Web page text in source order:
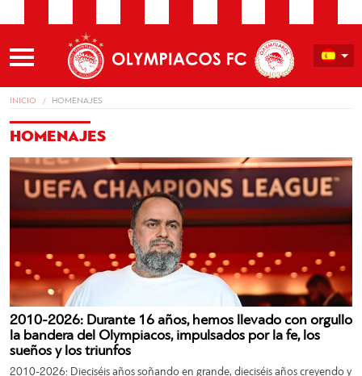
INICIO HOMENAJES
HOMENAJES
2010-2026: Durante 16 años, hemos llevado con orgullo
la bandera del Olympiacos, impulsados por la fe, los
sueños y los triunfos
2010-2026: Dieciséis años soñando en grande, dieciséis años creyendo y